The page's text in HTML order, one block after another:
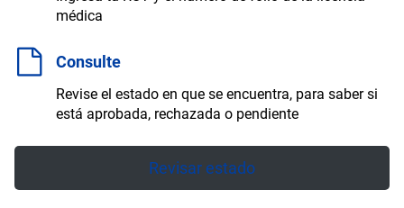
médica
Consulte
Revise el estado en que se encuentra, para saber si
está aprobada, rechazada o pendiente
Revisar estado